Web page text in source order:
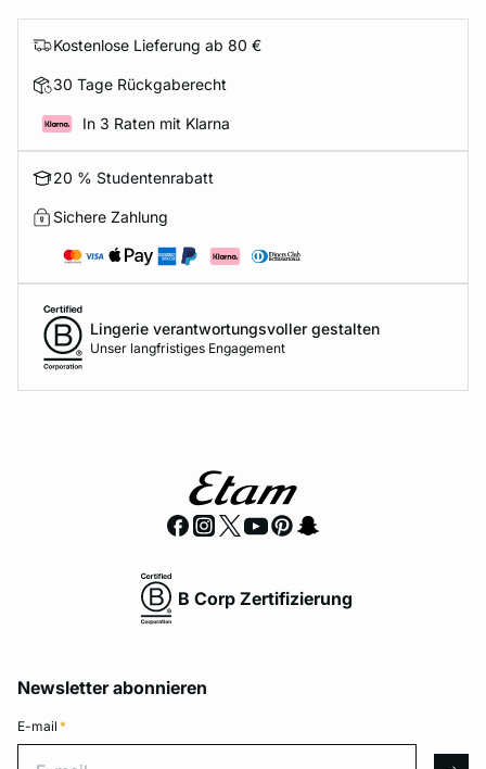
Kostenlose Lieferung ab 80 €
30 Tage Rückgaberecht
In 3 Raten mit Klarna
20 % Studentenrabatt
Sichere Zahlung
Lingerie verantwortungsvoller gestalten
Unser langfristiges Engagement
B Corp Zertifizierung
Newsletter abonnieren
E-mail *